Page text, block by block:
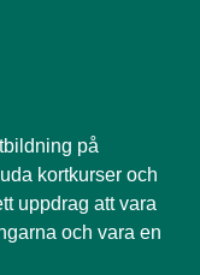
på
kortkurser och
uppdrag att vara
och vara en